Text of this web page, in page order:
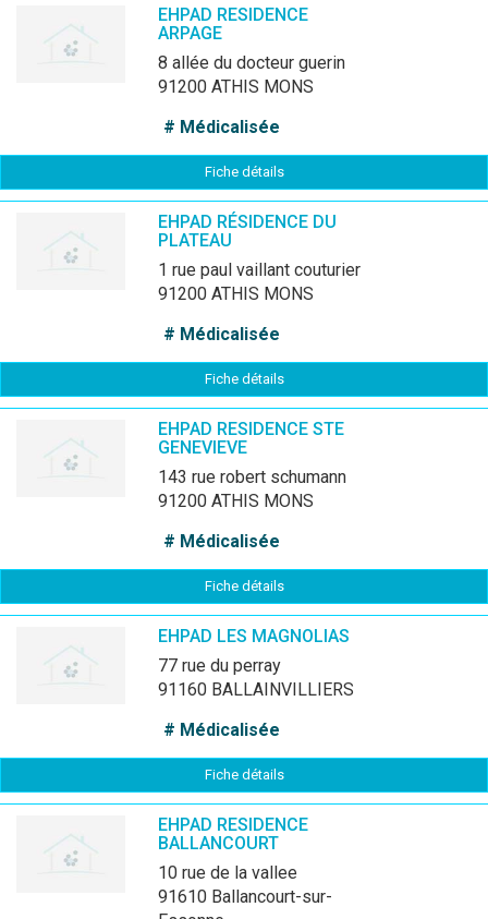
EHPAD RESIDENCE
ARPAGE
8 allée du docteur guerin
91200 ATHIS MONS
# Médicalisée
Fiche détails
EHPAD RÉSIDENCE DU
PLATEAU
1 rue paul vaillant couturier
91200 ATHIS MONS
# Médicalisée
Fiche détails
EHPAD RESIDENCE STE
GENEVIEVE
143 rue robert schumann
91200 ATHIS MONS
# Médicalisée
Fiche détails
EHPAD LES MAGNOLIAS
77 rue du perray
91160 BALLAINVILLIERS
# Médicalisée
Fiche détails
EHPAD RESIDENCE
BALLANCOURT
10 rue de la vallee
91610 Ballancourt-sur-